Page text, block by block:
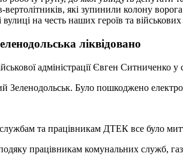
які зупинили колону
на честь наших героїв та
ліквідовано
адміністрації Євген Ситниченко
Зеленодольськ. Було пошкоджено
та працівникам ДТЕК все було
працівникам комунальних служб,